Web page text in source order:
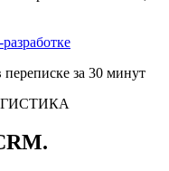
за 30 минут